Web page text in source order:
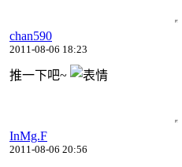
chan590
2011-08-06 18:23
推一下吧~
InMg.F
2011-08-06 20:56